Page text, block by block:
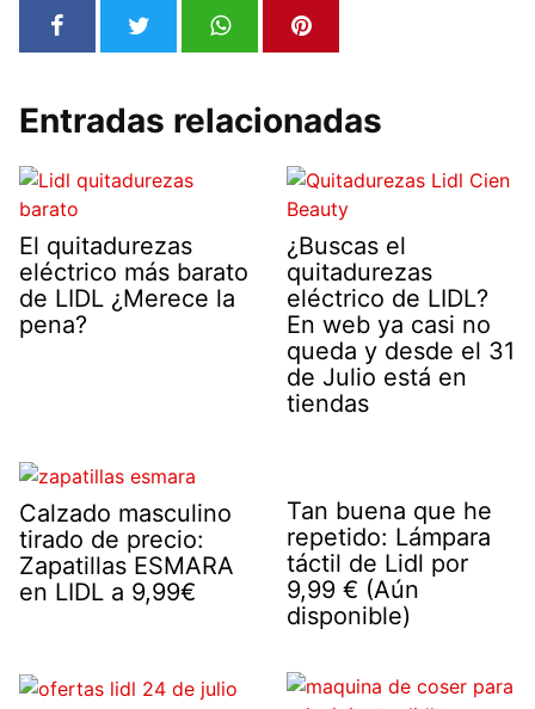
Entradas relacionadas
El quitadurezas
eléctrico más barato
de LIDL ¿Merece la
pena?
¿Buscas el
quitadurezas
eléctrico de LIDL?
En web ya casi no
queda y desde el 31
de Julio está en
tiendas
Calzado masculino
tirado de precio:
Zapatillas ESMARA
en LIDL a 9,99€
Tan buena que he
repetido: Lámpara
táctil de Lidl por
9,99 € (Aún
disponible)